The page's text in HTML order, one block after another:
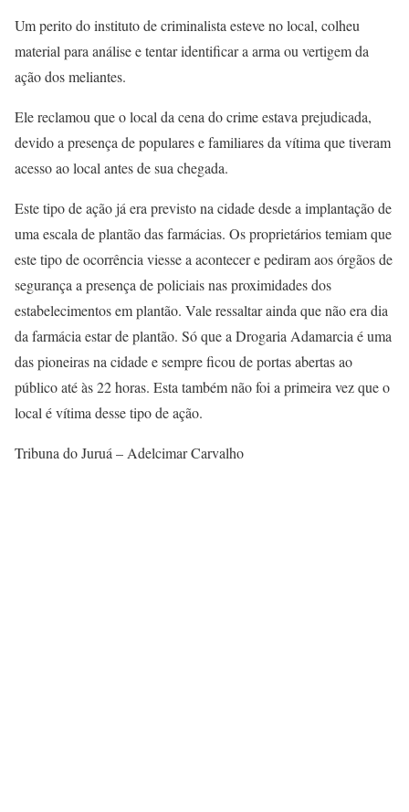
Um perito do instituto de criminalista esteve no local, colheu
material para análise e tentar identificar a arma ou vertigem da
ação dos meliantes.
Ele reclamou que o local da cena do crime estava prejudicada,
devido a presença de populares e familiares da vítima que tiveram
acesso ao local antes de sua chegada.
Este tipo de ação já era previsto na cidade desde a implantação de
uma escala de plantão das farmácias. Os proprietários temiam que
este tipo de ocorrência viesse a acontecer e pediram aos órgãos de
segurança a presença de policiais nas proximidades dos
estabelecimentos em plantão. Vale ressaltar ainda que não era dia
da farmácia estar de plantão. Só que a Drogaria Adamarcia é uma
das pioneiras na cidade e sempre ficou de portas abertas ao
público até às 22 horas. Esta também não foi a primeira vez que o
local é vítima desse tipo de ação.
Tribuna do Juruá – Adelcimar Carvalho